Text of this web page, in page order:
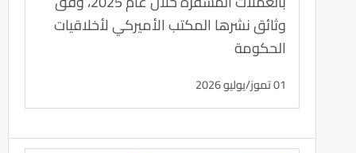
وثائق نشرها المكتب الأميركي لأخلاقيات
الحكومة
01 تموز/يوليو 2026